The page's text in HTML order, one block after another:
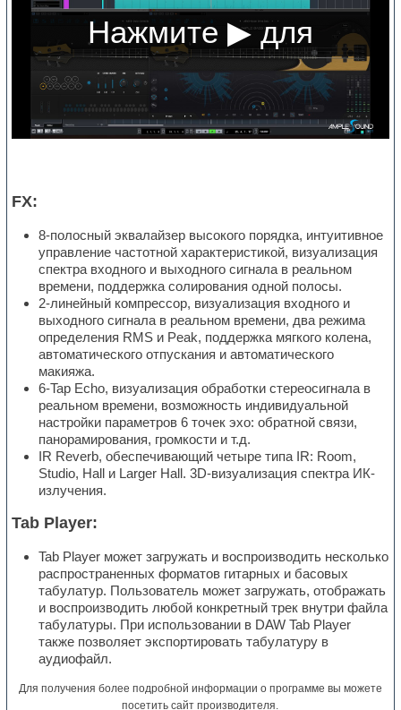
FX:
8-полосный эквалайзер высокого порядка, интуитивное
управление частотной характеристикой, визуализация
спектра входного и выходного сигнала в реальном
времени, поддержка солирования одной полосы.
2-линейный компрессор, визуализация входного и
выходного сигнала в реальном времени, два режима
определения RMS и Peak, поддержка мягкого колена,
автоматического отпускания и автоматического
макияжа.
6-Tap Echo, визуализация обработки стереосигнала в
реальном времени, возможность индивидуальной
настройки параметров 6 точек эхо: обратной связи,
панорамирования, громкости и т.д.
IR Reverb, обеспечивающий четыре типа IR: Room,
Studio, Hall и Larger Hall. 3D-визуализация спектра ИК-
излучения.
Tab Player:
Tab Player может загружать и воспроизводить несколько
распространенных форматов гитарных и басовых
табулатур. Пользователь может загружать, отображать
и воспроизводить любой конкретный трек внутри файла
табулатуры. При использовании в DAW Tab Player
также позволяет экспортировать табулатуру в
аудиофайл.
Для получения более подробной информации о программе вы можете
посетитьсайт производителя.